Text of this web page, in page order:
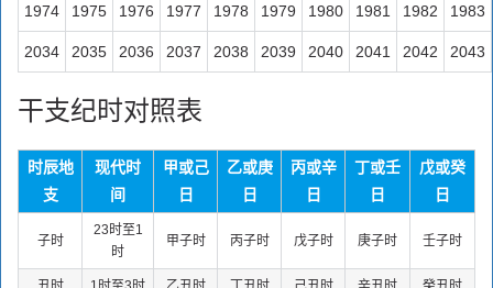
1974 1975 1976 1977 1978 1979 1980 1981 1982 1983
2034 2035 2036 2037 2038 2039 2040 2041 2042 2043
干支纪时对照表
时辰地
支
现代时
间
甲或己
日
乙或庚
日
丙或辛
日
丁或壬
日
戊或癸
日
子时
23时至1
时
甲子时 丙子时 戊子时 庚子时 壬子时